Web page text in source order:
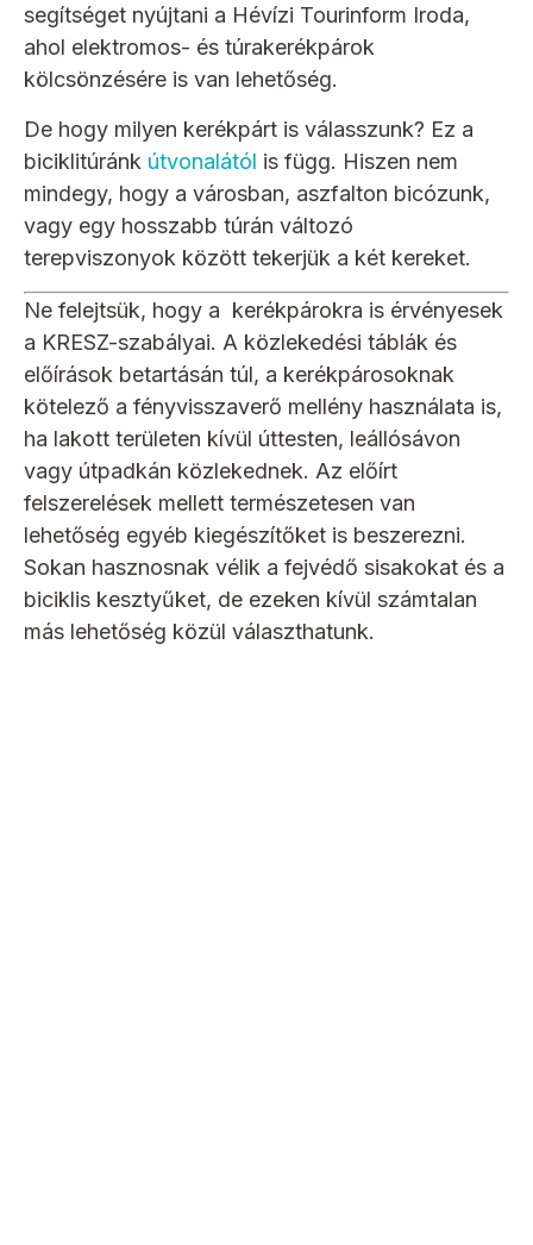
segítséget nyújtani a Hévízi Tourinform Iroda,
ahol elektromos- és túrakerékpárok
kölcsönzésére is van lehetőség.
De hogy milyen kerékpárt is válasszunk? Ez a
biciklitúránk útvonalától is függ. Hiszen nem
mindegy, hogy a városban, aszfalton bicózunk,
vagy egy hosszabb túrán változó
terepviszonyok között tekerjük a két kereket.
Ne felejtsük, hogy a kerékpárokra is érvényesek
a KRESZ-szabályai. A közlekedési táblák és
előírások betartásán túl, a kerékpárosoknak
kötelező a fényvisszaverő mellény használata is,
ha lakott területen kívül úttesten, leállósávon
vagy útpadkán közlekednek. Az előírt
felszerelések mellett természetesen van
lehetőség egyéb kiegészítőket is beszerezni.
Sokan hasznosnak vélik a fejvédő sisakokat és a
biciklis kesztyűket, de ezeken kívül számtalan
más lehetőség közül választhatunk.